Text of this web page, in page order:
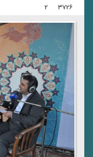
۳۷۲۶ ۲